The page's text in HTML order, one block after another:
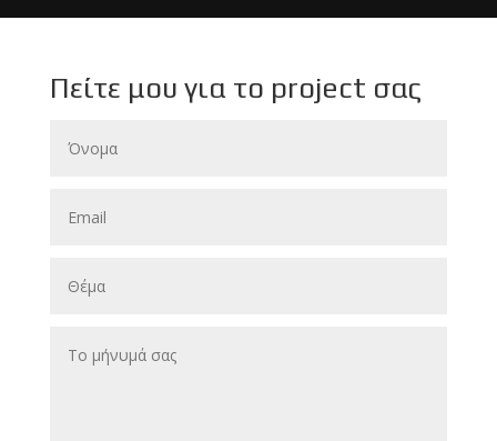
Πείτε μου για το project σας